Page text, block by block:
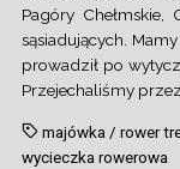
Pagóry Chełmskie,
sąsiadujących.
prowadził po
Przejechaliśmy przez
majówka / rower
wycieczka rowerowa